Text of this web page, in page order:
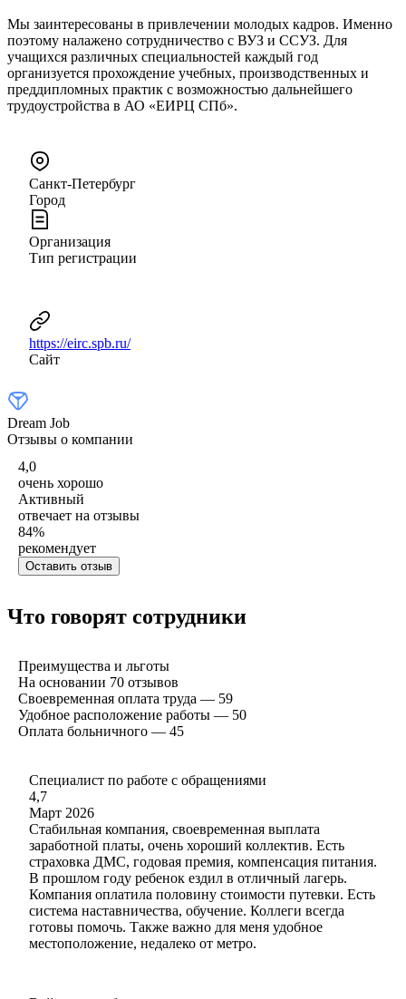
Мы заинтересованы в привлечении молодых кадров. Именно
поэтому налажено сотрудничество с ВУЗ и ССУЗ. Для
учащихся различных специальностей каждый год
организуется прохождение учебных, производственных и
преддипломных практик с возможностью дальнейшего
трудоустройства в АО «ЕИРЦ СПб».
Санкт-Петербург
Город
Организация
Тип регистрации
https://eirc.spb.ru/
Сайт
Dream Job
Отзывы о компании
4,0
очень хорошо
Активный
отвечает на отзывы
84%
рекомендует
Оставить отзыв
Что говорят сотрудники
Преимущества и льготы
На основании 70 отзывов
Своевременная оплата труда — 59
Удобное расположение работы — 50
Оплата больничного — 45
Специалист по работе с обращениями
4,7
Март 2026
Стабильная компания, своевременная выплата
заработной платы, очень хороший коллектив. Есть
страховка ДМС, годовая премия, компенсация питания.
В прошлом году ребенок ездил в отличный лагерь.
Компания оплатила половину стоимости путевки. Есть
система наставничества, обучение. Коллеги всегда
готовы помочь. Также важно для меня удобное
местоположение, недалеко от метро.